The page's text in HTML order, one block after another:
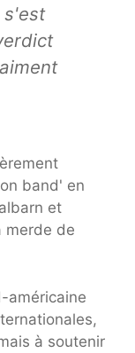
s'est
band' en
et
merde de
américaine
à soutenir